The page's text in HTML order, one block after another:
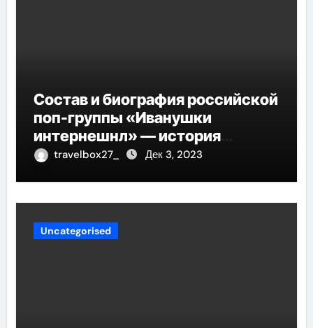
Состав и биография российской
поп-группы «Иванушки
интернешнл» — история
успеха, музыка и судьбы
travelbox27_ Дек 3, 2023
Uncategorised